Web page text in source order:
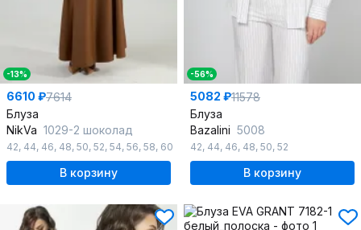
-13%
6610 ₽7614
Блуза
NikVa 1029-2 шоколад
42, 44, 46, 48, 50, 52, 54, 56, 58, 60
В корзину
-56%
5082 ₽11578
Блуза
Bazalini 5008
42, 44, 46, 48, 50, 52
В корзину